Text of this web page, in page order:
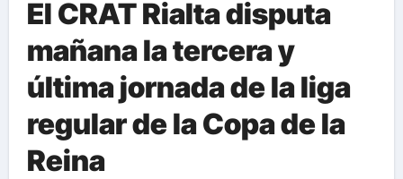
El CRAT Rialta disputa
mañana la tercera y
última jornada de la liga
regular de la Copa de la
Reina